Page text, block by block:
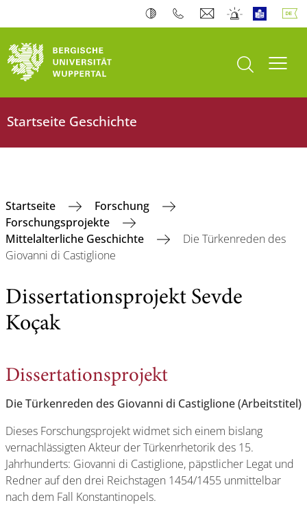
Suche öffnen
Startseite Geschichte
Startseite
Forschung
Forschungsprojekte
Mittelalterliche Geschichte
Die Türkenreden des
Giovanni di Castiglione
Dissertationsprojekt Sevde
Koçak
Dissertationsprojekt
Die Türkenreden des Giovanni di Castiglione (Arbeitstitel)
Dieses Forschungsprojekt widmet sich einem bislang
vernachlässigten Akteur der Türkenrhetorik des 15.
Jahrhunderts: Giovanni di Castiglione, päpstlicher Legat und
Redner auf den drei Reichstagen 1454/1455 unmittelbar
nach dem Fall Konstantinopels.